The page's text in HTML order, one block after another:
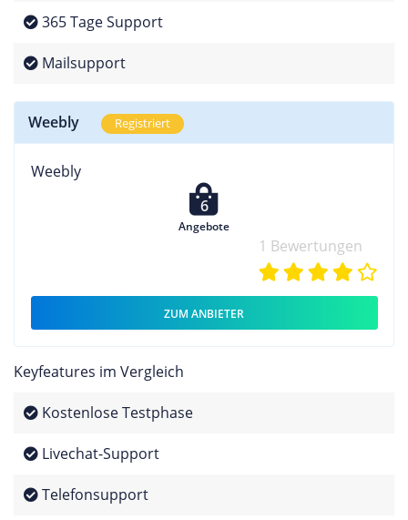
365 Tage Support
Mailsupport
Weebly Registriert
Weebly
6
Angebote
1 Bewertungen
ZUM ANBIETER
Keyfeatures im Vergleich
Kostenlose Testphase
Livechat-Support
Telefonsupport